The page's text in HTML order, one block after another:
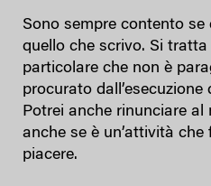
Sono sempre contento
quello che scrivo. Si
particolare che non è
procurato
Potrei anche rinunciare
anche se è un’attività che
piacere.